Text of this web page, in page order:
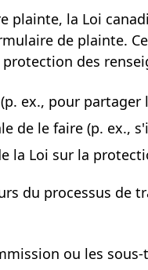
plainte, la Loi
de plainte.
des
ex., pour
de le faire (p. ex.,
la Loi sur la
du processus de
ou les